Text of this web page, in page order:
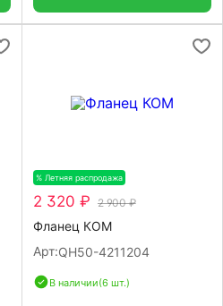
% Летняя распродажа
2 320 ₽ 2 900 ₽
Фланец КОМ
Арт:QH50-4211204
В наличии(6 шт.)